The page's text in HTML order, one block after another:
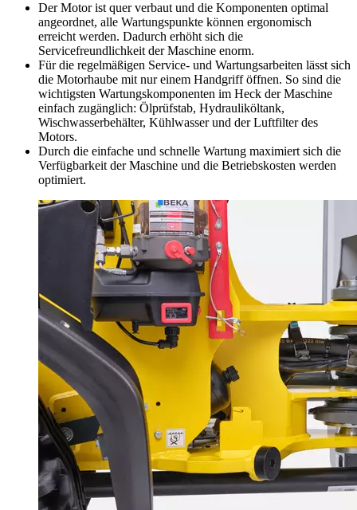
Der Motor ist quer verbaut und die Komponenten optimal
angeordnet, alle Wartungspunkte können ergonomisch
erreicht werden. Dadurch erhöht sich die
Servicefreundlichkeit der Maschine enorm.
Für die regelmäßigen Service- und Wartungsarbeiten lässt sich
die Motorhaube mit nur einem Handgriff öffnen. So sind die
wichtigsten Wartungskomponenten im Heck der Maschine
einfach zugänglich: Ölprüfstab, Hydrauliköltank,
Wischwasserbehälter, Kühlwasser und der Luftfilter des
Motors.
Durch die einfache und schnelle Wartung maximiert sich die
Verfügbarkeit der Maschine und die Betriebskosten werden
optimiert.